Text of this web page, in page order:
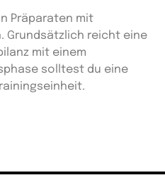
Präparaten mit
Grundsätzlich reicht eine
mit einem
solltest du eine